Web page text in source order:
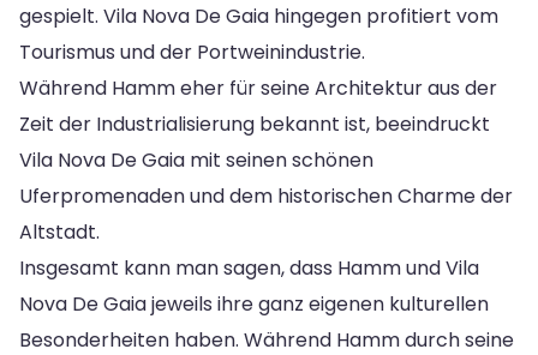
gespielt. Vila Nova De Gaia hingegen profitiert vom
Tourismus und der Portweinindustrie.
Während Hamm eher für seine Architektur aus der
Zeit der Industrialisierung bekannt ist, beeindruckt
Vila Nova De Gaia mit seinen schönen
Uferpromenaden und dem historischen Charme der
Altstadt.
Insgesamt kann man sagen, dass Hamm und Vila
Nova De Gaia jeweils ihre ganz eigenen kulturellen
Besonderheiten haben. Während Hamm durch seine